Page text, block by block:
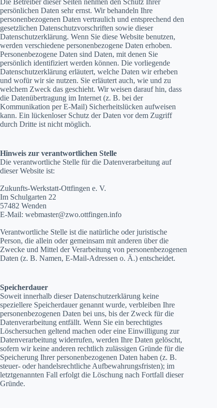
Die Betreiber dieser Seiten nehmen den Schutz Ihrer
persönlichen Daten sehr ernst. Wir behandeln Ihre
personenbezogenen Daten vertraulich und entsprechend den
gesetzlichen Datenschutzvorschriften sowie dieser
Datenschutzerklärung. Wenn Sie diese Website benutzen,
werden verschiedene personenbezogene Daten erhoben.
Personenbezogene Daten sind Daten, mit denen Sie
persönlich identifiziert werden können. Die vorliegende
Datenschutzerklärung erläutert, welche Daten wir erheben
und wofür wir sie nutzen. Sie erläutert auch, wie und zu
welchem Zweck das geschieht. Wir weisen darauf hin, dass
die Datenübertragung im Internet (z. B. bei der
Kommunikation per E-Mail) Sicherheitslücken aufweisen
kann. Ein lückenloser Schutz der Daten vor dem Zugriff
durch Dritte ist nicht möglich.
Hinweis zur verantwortlichen Stelle
Die verantwortliche Stelle für die Datenverarbeitung auf
dieser Website ist:
Zukunfts-Werkstatt-Ottfingen e. V.
Im Schulgarten 22
57482 Wenden
E-Mail: webmaster@zwo.ottfingen.info
Verantwortliche Stelle ist die natürliche oder juristische
Person, die allein oder gemeinsam mit anderen über die
Zwecke und Mittel der Verarbeitung von personenbezogenen
Daten (z. B. Namen, E-Mail-Adressen o. Ä.) entscheidet.
Speicherdauer
Soweit innerhalb dieser Datenschutzerklärung keine
speziellere Speicherdauer genannt wurde, verbleiben Ihre
personenbezogenen Daten bei uns, bis der Zweck für die
Datenverarbeitung entfällt. Wenn Sie ein berechtigtes
Löschersuchen geltend machen oder eine Einwilligung zur
Datenverarbeitung widerrufen, werden Ihre Daten gelöscht,
sofern wir keine anderen rechtlich zulässigen Gründe für die
Speicherung Ihrer personenbezogenen Daten haben (z. B.
steuer- oder handelsrechtliche Aufbewahrungsfristen); im
letztgenannten Fall erfolgt die Löschung nach Fortfall dieser
Gründe.